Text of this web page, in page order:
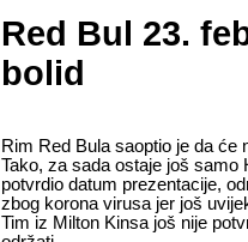
Red Bul 23.
bolid
Rim Red Bula saoptio je da će
Tako, za sada ostaje još samo
potvrdio datum prezentacije,
zbog korona virusa jer još
Tim iz Milton Kinsa još nije